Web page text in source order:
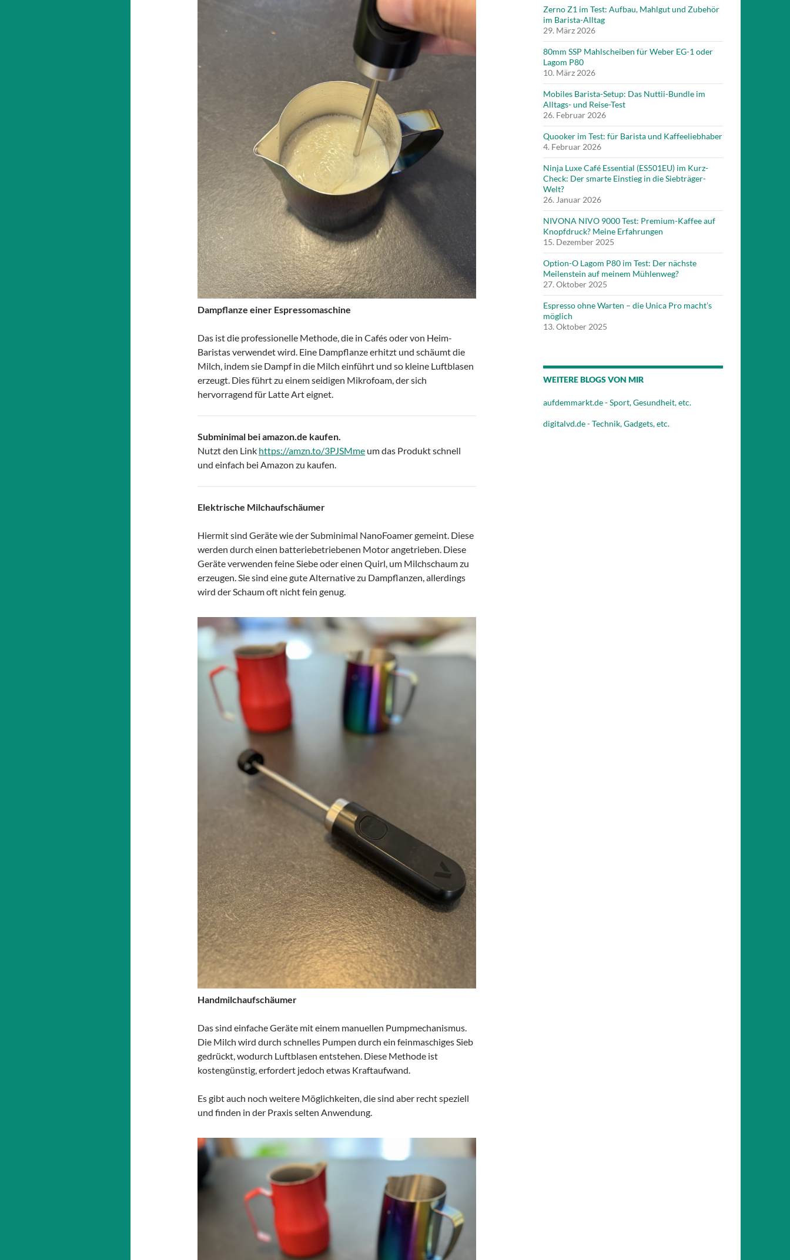
Dampflanze einer Espressomaschine
Das ist die professionelle Methode, die in Cafés oder von Heim-
Baristas verwendet wird. Eine Dampflanze erhitzt und schäumt die
Milch, indem sie Dampf in die Milch einführt und so kleine Luftblasen
erzeugt. Dies führt zu einem seidigen Mikrofoam, der sich
hervorragend für Latte Art eignet.
Subminimal bei amazon.de kaufen.
Nutzt den Link https://amzn.to/3PJSMme um das Produkt schnell
und einfach bei Amazon zu kaufen.
Elektrische Milchaufschäumer
Hiermit sind Geräte wie der Subminimal NanoFoamer gemeint. Diese
werden durch einen batteriebetriebenen Motor angetrieben. Diese
Geräte verwenden feine Siebe oder einen Quirl, um Milchschaum zu
erzeugen. Sie sind eine gute Alternative zu Dampflanzen, allerdings
wird der Schaum oft nicht fein genug.
Handmilchaufschäumer
Das sind einfache Geräte mit einem manuellen Pumpmechanismus.
Die Milch wird durch schnelles Pumpen durch ein feinmaschiges Sieb
gedrückt, wodurch Luftblasen entstehen. Diese Methode ist
kostengünstig, erfordert jedoch etwas Kraftaufwand.
Es gibt auch noch weitere Möglichkeiten, die sind aber recht speziell
und finden in der Praxis selten Anwendung.
Zerno Z1 im Test: Aufbau, Mahlgut und Zubehör
im Barista-Alltag
29. März 2026
80mm SSP Mahlscheiben für Weber EG-1 oder
Lagom P80
10. März 2026
Mobiles Barista-Setup: Das Nuttii-Bundle im
Alltags- und Reise-Test
26. Februar 2026
Quooker im Test: für Barista und Kaffeeliebhaber
4. Februar 2026
Ninja Luxe Café Essential (ES501EU) im Kurz-
Check: Der smarte Einstieg in die Siebträger-
Welt?
26. Januar 2026
NIVONA NIVO 9000 Test: Premium-Kaffee auf
Knopfdruck? Meine Erfahrungen
15. Dezember 2025
Option-O Lagom P80 im Test: Der nächste
Meilenstein auf meinem Mühlenweg?
27. Oktober 2025
Espresso ohne Warten – die Unica Pro macht’s
möglich
13. Oktober 2025
WEITERE BLOGS VON MIR
aufdemmarkt.de - Sport, Gesundheit, etc.
digitalvd.de - Technik, Gadgets, etc.